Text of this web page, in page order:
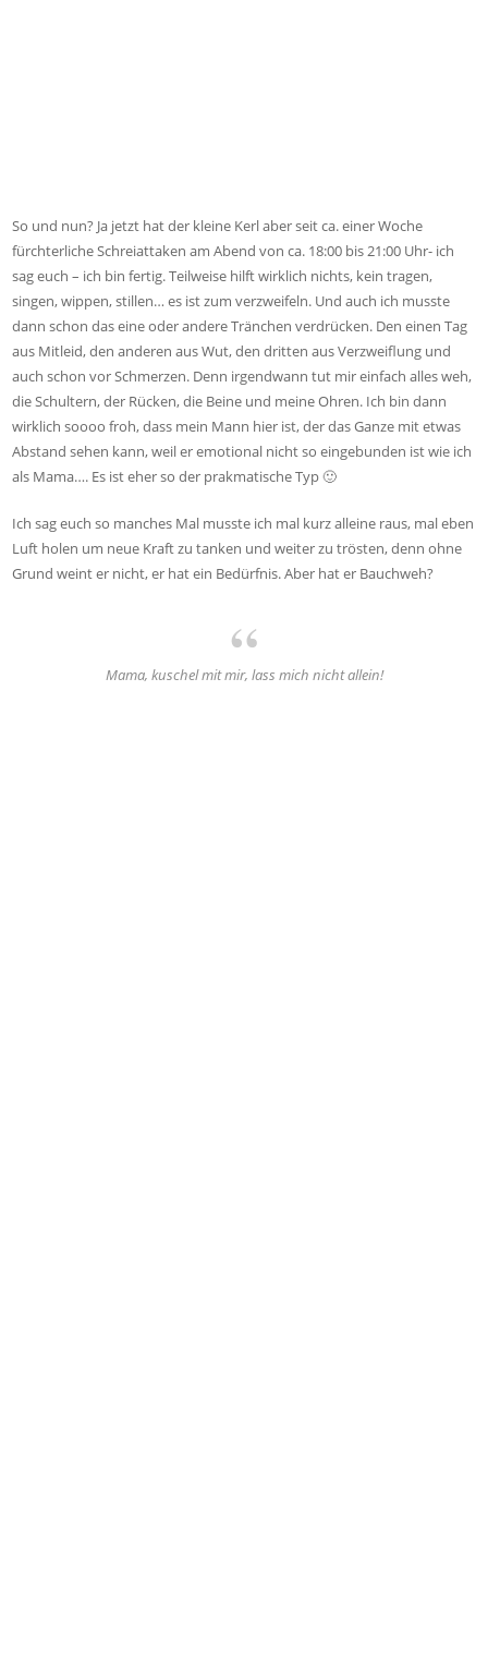
So und nun? Ja jetzt hat der kleine Kerl aber seit ca. einer Woche
fürchterliche Schreiattaken am Abend von ca. 18:00 bis 21:00 Uhr- ich
sag euch – ich bin fertig. Teilweise hilft wirklich nichts, kein tragen,
singen, wippen, stillen… es ist zum verzweifeln. Und auch ich musste
dann schon das eine oder andere Tränchen verdrücken. Den einen Tag
aus Mitleid, den anderen aus Wut, den dritten aus Verzweiflung und
auch schon vor Schmerzen. Denn irgendwann tut mir einfach alles weh,
die Schultern, der Rücken, die Beine und meine Ohren. Ich bin dann
wirklich soooo froh, dass mein Mann hier ist, der das Ganze mit etwas
Abstand sehen kann, weil er emotional nicht so eingebunden ist wie ich
als Mama…. Es ist eher so der prakmatische Typ 🙂
Ich sag euch so manches Mal musste ich mal kurz alleine raus, mal eben
Luft holen um neue Kraft zu tanken und weiter zu trösten, denn ohne
Grund weint er nicht, er hat ein Bedürfnis. Aber hat er Bauchweh?
Mama, kuschel mit mir, lass mich nicht allein!